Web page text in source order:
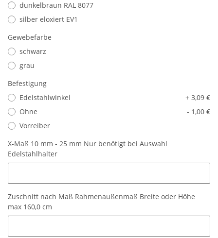
dunkelbraun RAL 8077
silber eloxiert EV1
Gewebefarbe
schwarz
grau
Befestigung
Edelstahlwinkel
+ 3,09 €
Ohne
- 1,00 €
Vorreiber
X-Maß 10 mm - 25 mm Nur benötigt bei Auswahl
Edelstahlhalter
Zuschnitt nach Maß Rahmenaußenmaß Breite oder Höhe
max 160,0 cm